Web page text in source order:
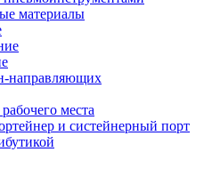
материалы
направляющих
места
и систейнерный порт